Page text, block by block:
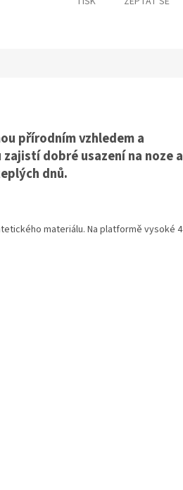
přírodním vzhledem a
dobré usazení na noze a
dnů.
materiálu. Na platformě vysoké 4